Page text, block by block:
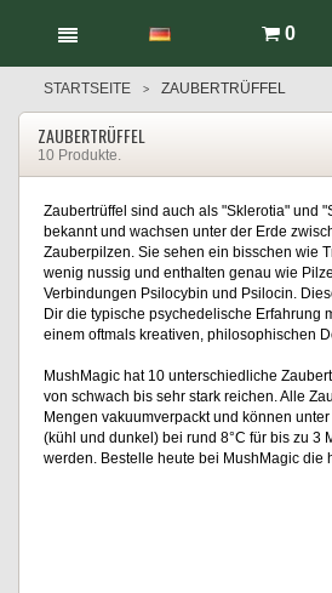
0
STARTSEITE > ZAUBERTRÜFFEL
ZAUBERTRÜFFEL
10 Produkte.
Zaubertrüffel sind auch als "Sklerotia" und
bekannt und wachsen unter der Erde
Zauberpilzen. Sie sehen ein bisschen wie
wenig nussig und enthalten genau wie
Verbindungen Psilocybin und Psilocin.
Dir die typische psychedelische Erfahrung
einem oftmals kreativen, philosophischen
MushMagic hat 10 unterschiedliche
von schwach bis sehr stark reichen. Alle
Mengen vakuumverpackt und können
(kühl und dunkel) bei rund 8°C für bis zu 3
werden. Bestelle heute bei MushMagic die